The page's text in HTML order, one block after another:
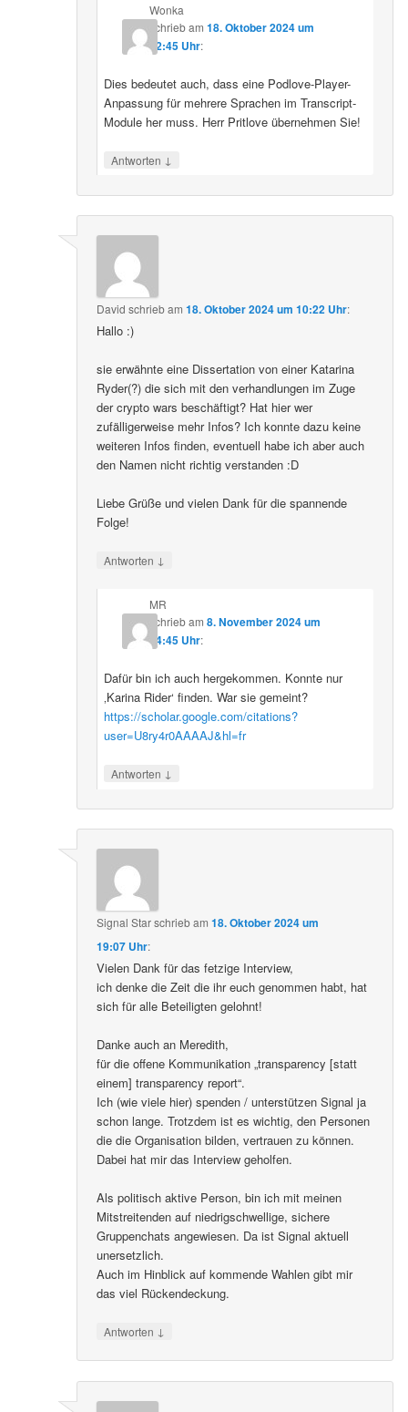
Wonka
schriebam 18. Oktober 2024 um
12:45 Uhr:
Dies bedeutet auch, dass eine Podlove-Player-
Anpassung für mehrere Sprachen im Transcript-
Module her muss. Herr Pritlove übernehmen Sie!
Antworten ↓
David schriebam18. Oktober 2024 um 10:22 Uhr:
Hallo :)
sie erwähnte eine Dissertation von einer Katarina
Ryder(?) die sich mit den verhandlungen im Zuge
der crypto wars beschäftigt? Hat hier wer
zufälligerweise mehr Infos? Ich konnte dazu keine
weiteren Infos finden, eventuell habe ich aber auch
den Namen nicht richtig verstanden :D
Liebe Grüße und vielen Dank für die spannende
Folge!
Antworten ↓
MR
schriebam 8. November 2024 um
14:45 Uhr:
Dafür bin ich auch hergekommen. Konnte nur
‚Karina Rider‘ finden. War sie gemeint?
https://scholar.google.com/citations?
user=U8ry4r0AAAAJ&hl=fr
Antworten ↓
Signal Starschriebam18. Oktober 2024 um
19:07 Uhr:
Vielen Dank für das fetzige Interview,
ich denke die Zeit die ihr euch genommen habt, hat
sich für alle Beteiligten gelohnt!
Danke auch an Meredith,
für die offene Kommunikation „transparency [statt
einem] transparency report“.
Ich (wie viele hier) spenden / unterstützen Signal ja
schon lange. Trotzdem ist es wichtig, den Personen
die die Organisation bilden, vertrauen zu können.
Dabei hat mir das Interview geholfen.
Als politisch aktive Person, bin ich mit meinen
Mitstreitenden auf niedrigschwellige, sichere
Gruppenchats angewiesen. Da ist Signal aktuell
unersetzlich.
Auch im Hinblick auf kommende Wahlen gibt mir
das viel Rückendeckung.
Antworten ↓